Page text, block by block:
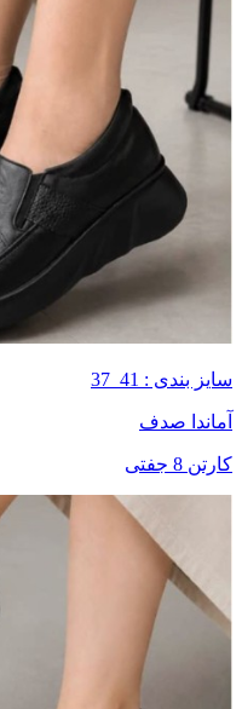
سایز بندی : 41_37
آماندا صدف
کارتن 8 جفتی